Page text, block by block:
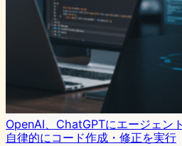
OpenAI、ChatGPTにエージェン
自律的にコード作成・修正を実行